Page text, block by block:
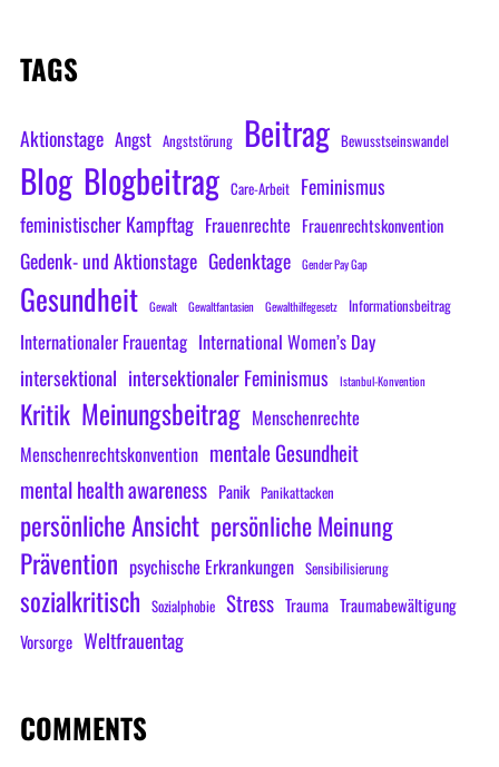
TAGS
Aktionstage Angst Angststörung Beitrag Bewusstseinswandel
Blog Blogbeitrag Care-Arbeit Feminismus
feministischer Kampftag Frauenrechte Frauenrechtskonvention
Gedenk- und Aktionstage Gedenktage Gender Pay Gap
Gesundheit Gewalt Gewaltfantasien Gewalthilfegesetz Informationsbeitrag
Internationaler Frauentag International Women’s Day
intersektional intersektionaler Feminismus Istanbul-Konvention
Kritik Meinungsbeitrag Menschenrechte
Menschenrechtskonvention mentale Gesundheit
mental health awareness Panik Panikattacken
persönliche Ansicht persönliche Meinung
Prävention psychische Erkrankungen Sensibilisierung
sozialkritisch Sozialphobie Stress Trauma Traumabewältigung
Vorsorge Weltfrauentag
COMMENTS